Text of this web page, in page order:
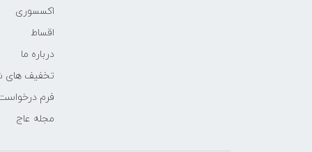
اکسسوری
اقساط
درباره ما
تخفیف های
فرم
مجله عاج